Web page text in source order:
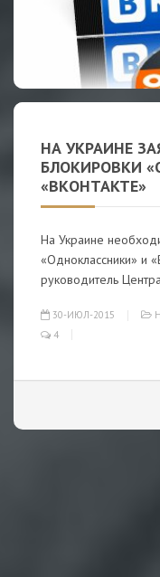
НА УКРАИНЕ
БЛОКИРОВКИ
«ВКОНТАКТЕ»
На Украине
«Одноклассники» и
руководитель
30-ИЮЛ-2015
4